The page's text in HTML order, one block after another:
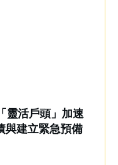
靈活戶頭」加速
與建立緊急預備